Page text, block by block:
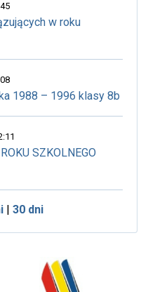
w roku
1988 – 1996 klasy 8b
SZKOLNEGO
| 30 dni